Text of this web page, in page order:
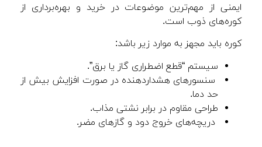
ایمنی از مهم‌ترین موضوعات در خرید و بهره‌برداری از
کوره‌های ذوب است.
کوره باید مجهز به موارد زیر باشد:
سیستم “قطع اضطراری گاز یا برق”.
سنسورهای هشداردهنده در صورت افزایش بیش از
حد دما.
طراحی مقاوم در برابر نشتی مذاب.
دریچه‌های خروج دود و گازهای مضر.